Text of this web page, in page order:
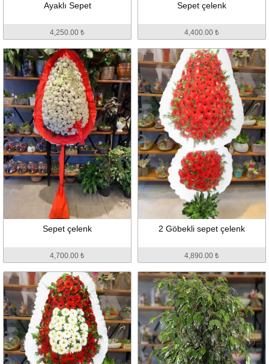
Ayaklı Sepet
4,250.00 ₺
Sepet çelenk
4,400.00 ₺
Sepet çelenk
4,700.00 ₺
2 Göbekli sepet çelenk
4,890.00 ₺